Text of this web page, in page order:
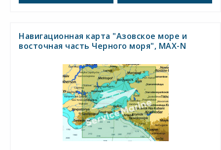
Навигационная карта "Азовское море и
восточная часть Черного моря", MAX-N